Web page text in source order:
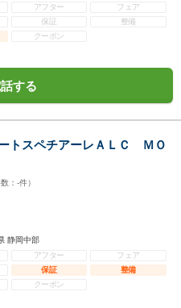
アフター
フェア
保証
整備
クーポン
する
トスペチアーレＡＬＣ ＭＯ
： -件）
静岡中部
アフター
フェア
保証
整備
クーポン